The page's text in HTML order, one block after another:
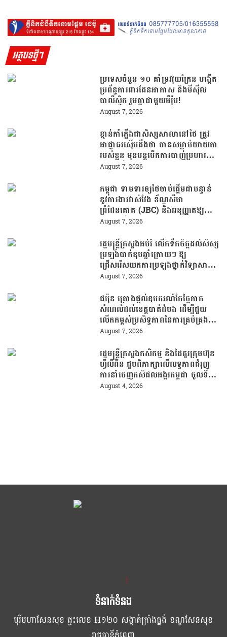
អត្ថបទថ្មីៗ
ប្រទេសចំនួន ១០ គាំទ្រអ៊ុយក្រែន បង្កើត
ប្រព័ន្ធការពារដែនអាកាស និងមីស៊ីល
បាលីស្ទិក រួមគ្នាជាមួយអឺរ៉ុប!
August 7, 2026
ខ្មាន់កាំភ្លើងជាសិស្សសាលានៅថៃ ត្រូវ
អាជ្ញាធរស៊ើបដឹងថា បានសម្លាប់យាយតា
របស់ខ្លួន មុនបន្តបើកការបាញ់ប្រហារនៅ
សាលារៀន
August 7, 2026
កម្ពុជា ទាមទារឲ្យថៃចាប់ផ្តើមជាបន្ទាន់
នូវការងារវាស់វែង ខ័ណ្ឌសីមា
ព្រំដែនគោគ (JBC) និងអនុញ្ញាតឱ្យ
ពលរដ្ឋភៀសសឹកវិលទៅលំនៅឋានវិញ
August 7, 2026
រដ្ឋមន្រ្តីក្រសួងអប់រំ លើកទឹកចិត្តដល់សិស្ស
ប្រឡងបាក់ឌុបឆ្នាំក្រោយៗ ឱ្យ
ជ្រើសរើសយកការប្រឡងថ្នាក់វិទ្យាសាស្ត្រ
ដើម្បីឆ្លើយតបទៅនឹងតម្រូវការធនធាន
August 7, 2026
ជប៉ុន គ្រោងផ្តល់ឧបករណ៍កែច្នៃកាក
សំណល់ដល់ខេត្តបាត់ដំបង ដើម្បីជួយ
លើកកម្ពស់ប្រសិទ្ធភាពនៃការគ្រប់គ្រង
សំណល់
August 7, 2026
រដ្ឋមន្រ្តីក្រសួងកសិកម្ម និងដៃគូរក្រុមហ៊ុន
ហ្វីលីពីន ជួបពិភាក្សាលើលទ្ធភាពជំរុញ
ការនាំចេញកសិផលអង្ករកម្ពុជា ចូលទី
ផ្សារហ្វីលីពីន
August 4, 2026
ខ្លឹម ខ្លី រហ័ស
ទំនាក់ទំនង
បុរីមហាសែនសុខ ផ្ទះលេខ H១២០ សង្កាត់ក្រាំងធ្នង់ ខណ្ឌសែនសុខ